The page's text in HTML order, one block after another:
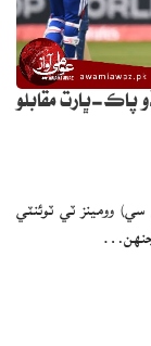
پاڪ-ڀارت مقابلو
وومينز ٽي ٽوئنٽي